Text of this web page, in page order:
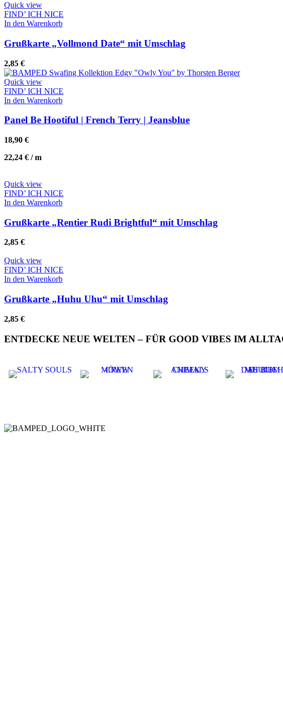
Quick view
FIND’ ICH NICE
In den Warenkorb
Grußkarte „Vollmond Date“ mit Umschlag
2,85 €
Quick view
FIND’ ICH NICE
In den Warenkorb
Panel Be Hootiful | French Terry | Jeansblue
18,90 €
22,24 € /m
Quick view
FIND’ ICH NICE
In den Warenkorb
Grußkarte „Rentier Rudi Brightful“ mit Umschlag
2,85 €
Quick view
FIND’ ICH NICE
In den Warenkorb
Grußkarte „Huhu Uhu“ mit Umschlag
2,85 €
ENTDECKE NEUE WELTEN – FÜR GOOD VIBES IM